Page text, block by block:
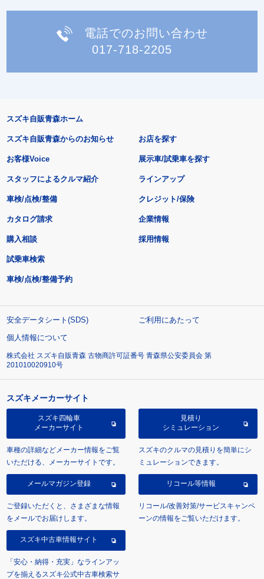
電話でのお問い合わせ
017-718-2205
スズキ自販青森ホーム
スズキ自販青森からのお知らせ
お客様Voice
スタッフによるクルマ紹介
お店を探す
展示車/試乗車を探す
ラインアップ
車検/点検/整備 クレジット/保険
カタログ請求
購入相談
試乗車検索
車検/点検/整備予約
企業情報
採用情報
安全データシート(SDS)
ご利用にあたって
個人情報について
株式会社 スズキ自販青森 古物商許可証番号 青森県公安委員会 第
201010020910号
スズキメーカーサイト
スズキ四輪車
メーカーサイト
車種の詳細などメーカー情報をご覧
いただける、メーカーサイトです。
見積り
シミュレーション
スズキのクルマの見積りを簡単にシ
ミュレーションできます。
メールマガジン登録
ご登録いただくと、さまざまな情報
をメールでお届けします。
リコール等情報
リコール/改善対策/サービスキャンペ
ーンの情報をご覧いただけます。
スズキ中古車情報サイト
「安心・納得・充実」なラインアッ
プを揃えるスズキ公式中古車検索サ